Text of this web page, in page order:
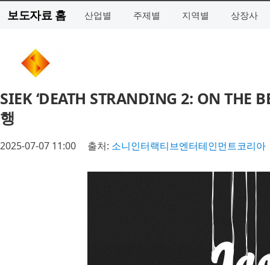
보도자료 홈 산업별 주제별 지역별 상장사
SIEK ‘DEATH STRANDING 2: ON THE
행
2025-07-07 11:00 출처: 소니인터랙티브엔터테인먼트코리아